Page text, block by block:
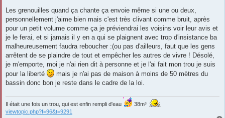
s
a
g
Les grenouilles quand ça chante ça envoie même si une ou deux,
personnellement j'aime bien mais c'est très clivant comme bruit, après
pour un petit volume comme ça je préviendrai les voisins voir leur avis et
je le ferai, et si jamais il y en a qui se plaignent avec trop d'insistance ba
malheureusement faudra reboucher :(ou pas d'ailleurs, faut que les gens
arrêtent de se plaindre de tout et empêcher les autres de vivre ! Désolé,
je m'emporte, moi je n'ai rien dit à personne et je l'ai fait mon trou je suis
pour la liberté
mais je n'ai pas de maison à moins de 50 mètres du
bassin donc bon je reste dans le cadre de la loi.
Il était une fois un trou, qui est enfin rempli d'eau
38m³
viewtopic.php?f=96&t=9291